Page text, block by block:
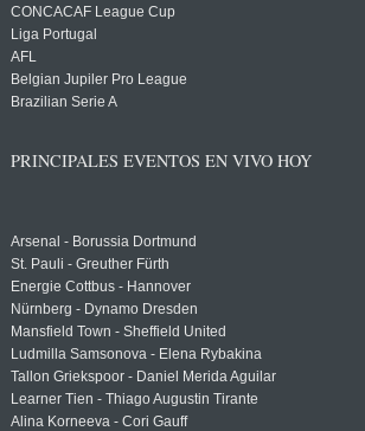
CONCACAF League Cup
Liga Portugal
AFL
Belgian Jupiler Pro League
Brazilian Serie A
PRINCIPALES EVENTOS EN VIVO HOY
Arsenal - Borussia Dortmund
St. Pauli - Greuther Fürth
Energie Cottbus - Hannover
Nürnberg - Dynamo Dresden
Mansfield Town - Sheffield United
Ludmilla Samsonova - Elena Rybakina
Tallon Griekspoor - Daniel Merida Aguilar
Learner Tien - Thiago Augustin Tirante
Alina Korneeva - Cori Gauff